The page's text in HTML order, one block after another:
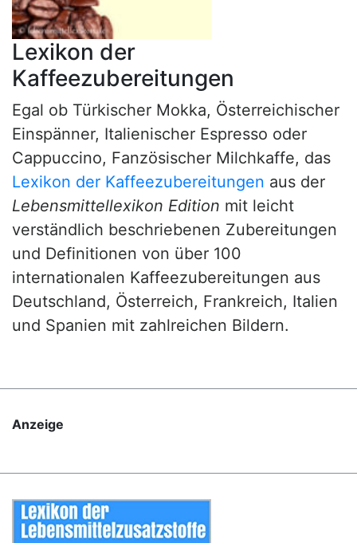
Lexikon der
Kaffeezubereitungen
Egal ob Türkischer Mokka, Österreichischer
Einspänner, Italienischer Espresso oder
Cappuccino, Fanzösischer Milchkaffe, das
Lexikon der Kaffeezubereitungen aus der
Lebensmittellexikon Edition mit leicht
verständlich beschriebenen Zubereitungen
und Definitionen von über 100
internationalen Kaffeezubereitungen aus
Deutschland, Österreich, Frankreich, Italien
und Spanien mit zahlreichen Bildern.
Anzeige